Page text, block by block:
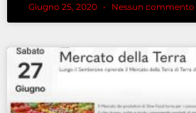
Giugno 25, 2020 Nessun commento